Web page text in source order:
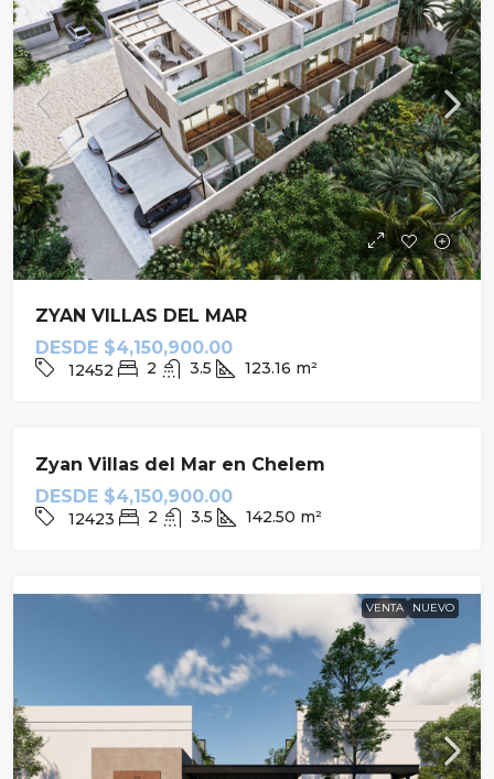
ZYAN VILLAS DEL MAR
DESDE $4,150,900.00
12452 2 3.5 123.16 m²
Zyan Villas del Mar en Chelem
DESDE $4,150,900.00
12423 2 3.5 142.50 m²
VENTA NUEVO